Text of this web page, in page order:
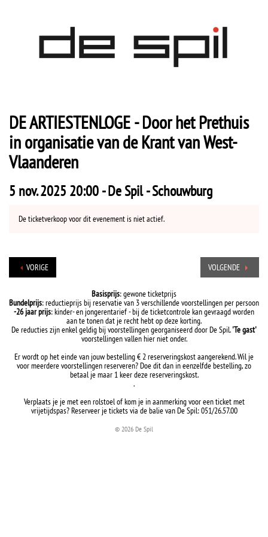
DE ARTIESTENLOGE - Door het Prethuis
in organisatie van de Krant van West-
Vlaanderen
5 nov. 2025 20:00 - De Spil - Schouwburg
De ticketverkoop voor dit evenement is niet actief.
VOLGENDE
VORIGE
Basisprijs: gewone ticketprijs
Bundelprijs: reductieprijs bij reservatie van 3 verschillende voorstellingen per persoon
-26 jaar prijs: kinder- en jongerentarief - bij de ticketcontrole kan gevraagd worden
aan te tonen dat je recht hebt op deze korting.
De reducties zijn enkel geldig bij voorstellingen georganiseerd door De Spil.'Te gast'
voorstellingen vallen hier niet onder.
Er wordt op het einde van jouw bestelling € 2 reserveringskost aangerekend. Wil je
voor meerdere voorstellingen reserveren? Doe dit dan in eenzelfde bestelling, zo
betaal je maar 1 keer deze reserveringskost.
.
Verplaats je je met een rolstoel of kom je in aanmerking voor een ticket met
vrijetijdspas? Reserveer je tickets via de balie van De Spil: 051/26.57.00
© 2026 De Spil